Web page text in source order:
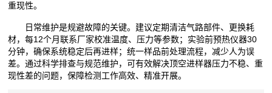
重现性。
日常维护是规避故障的关键。建议定期清洁气路部件、更换耗
材，每12个月联系厂家校准温度、压力等参数；实验前预热仪器30
分钟，确保系统稳定后再进样；统一样品前处理流程，减少人为误
差。通过科学排查与规范维护，可有效解决顶空进样器压力不稳、重
现性差的问题，保障检测工作高效、精准开展。